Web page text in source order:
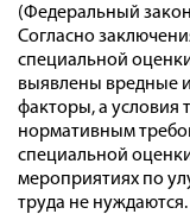
(Федеральный
Согласно
специальной
выявлены вредные
факторы, а условия
нормативным
специальной
мероприятиях по
труда не нуждаются.